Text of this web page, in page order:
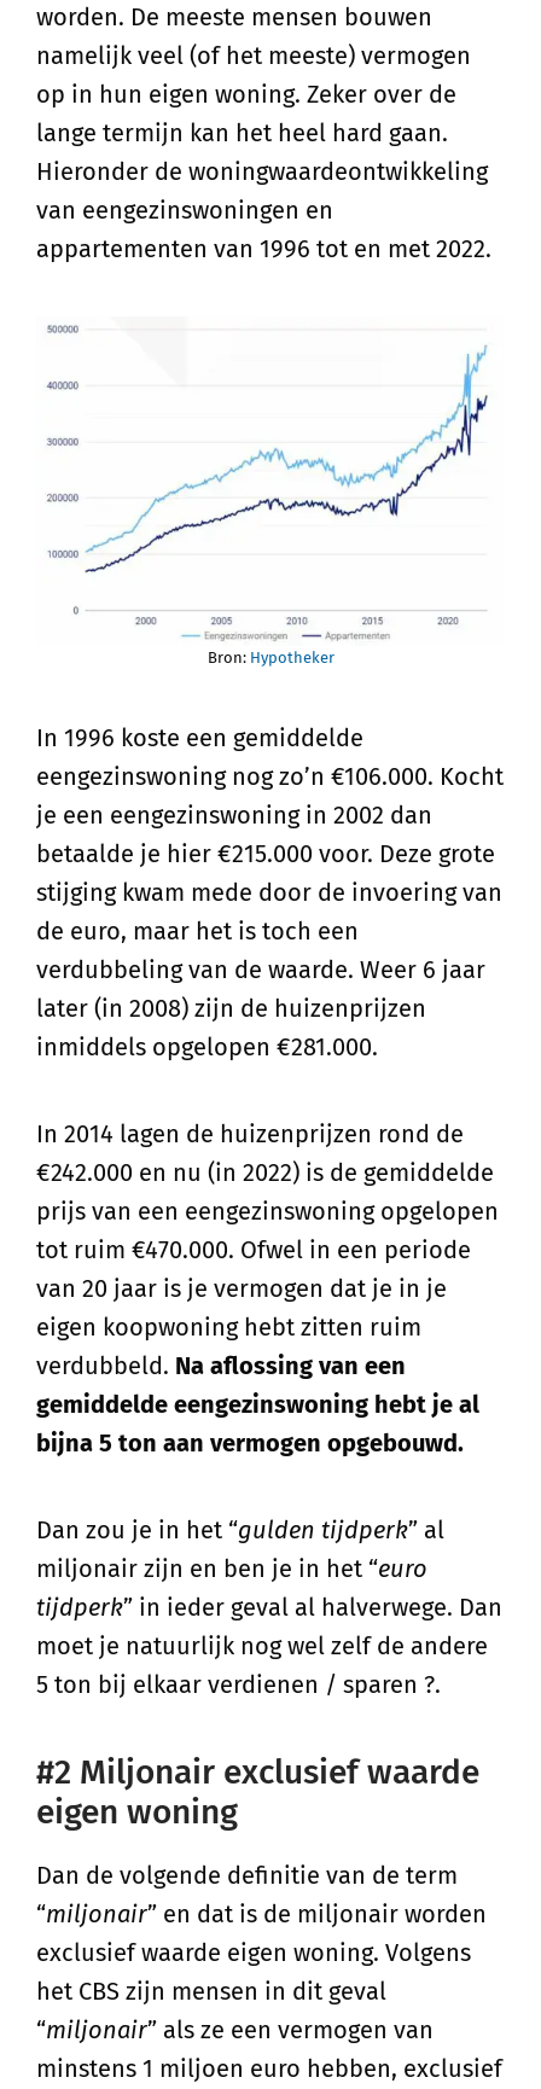
worden. De meeste mensen bouwen
namelijk veel (of het meeste) vermogen
op in hun eigen woning. Zeker over de
lange termijn kan het heel hard gaan.
Hieronder de woningwaardeontwikkeling
van eengezinswoningen en
appartementen van 1996 tot en met 2022.
Bron: Hypotheker
In 1996 koste een gemiddelde
eengezinswoning nog zo’n €106.000. Kocht
je een eengezinswoning in 2002 dan
betaalde je hier €215.000 voor. Deze grote
stijging kwam mede door de invoering van
de euro, maar het is toch een
verdubbeling van de waarde. Weer 6 jaar
later (in 2008) zijn de huizenprijzen
inmiddels opgelopen €281.000.
In 2014 lagen de huizenprijzen rond de
€242.000 en nu (in 2022) is de gemiddelde
prijs van een eengezinswoning opgelopen
tot ruim €470.000. Ofwel in een periode
van 20 jaar is je vermogen dat je in je
eigen koopwoning hebt zitten ruim
verdubbeld. Na aflossing van een
gemiddelde eengezinswoning hebt je al
bijna 5 ton aan vermogen opgebouwd.
Dan zou je in het “gulden tijdperk” al
miljonair zijn en ben je in het “euro
tijdperk” in ieder geval al halverwege. Dan
moet je natuurlijk nog wel zelf de andere
5 ton bij elkaar verdienen / sparen ?.
#2 Miljonair exclusief waarde
eigen woning
Dan de volgende definitie van de term
“miljonair” en dat is de miljonair worden
exclusief waarde eigen woning. Volgens
het CBS zijn mensen in dit geval
“miljonair” als ze een vermogen van
minstens 1 miljoen euro hebben, exclusief